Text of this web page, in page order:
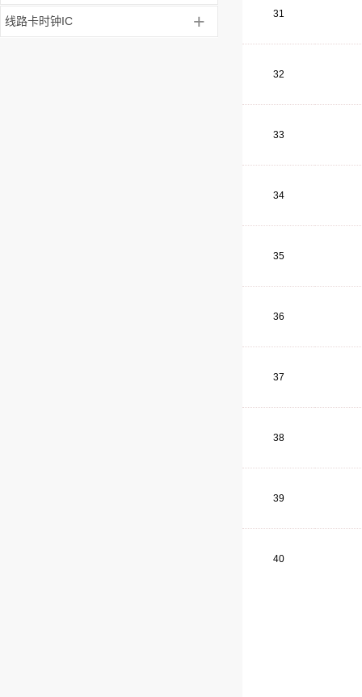
线路卡时钟IC + 31
32
33
34
35
36
37
38
39
40